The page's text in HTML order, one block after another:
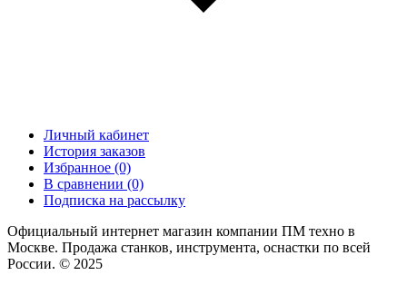
Личный кабинет
История заказов
Избранное (0)
В сравнении (0)
Подписка на рассылку
Официальный интернет магазин компании ПМ техно в
Москве. Продажа станков, инструмента, оснастки по всей
России. © 2025